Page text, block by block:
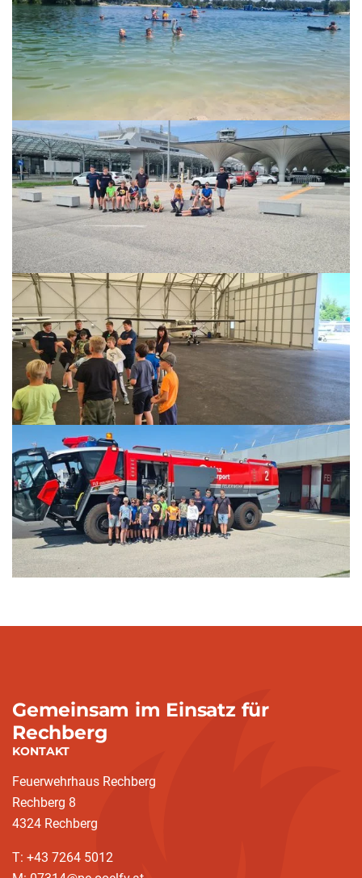
Gemeinsam im Einsatz für
Rechberg
KONTAKT
Feuerwehrhaus Rechberg
Rechberg 8
4324 Rechberg
T: +43 7264 5012